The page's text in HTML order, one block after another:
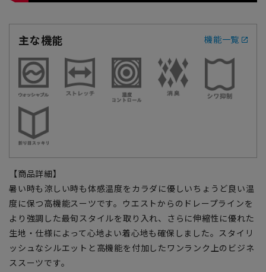
主な機能 機能一覧
【商品詳細】
暑い時も涼しい時も体感温度をカラダに優しいちょうど良い温
度に保つ高機能スーツです。ウエストからのドレープラインを
より強調した最旬スタイルを取り入れ、さらに伸縮性に優れた
生地・仕様によって心地よい着心地も確保しました。スタイリ
ッシュなシルエットと高機能を付加したワンランク上のビジネ
ススーツです。